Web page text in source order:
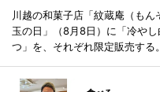
川越の和菓子店「紋蔵庵（も
玉の日」（8月8日）に「冷や
つ」を、それぞれ限定販売する。